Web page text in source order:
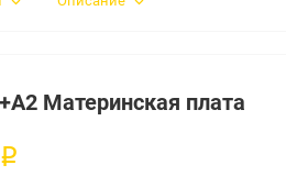
Материнская плата